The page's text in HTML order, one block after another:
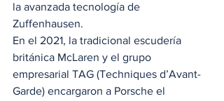
la avanzada tecnología de
Zuffenhausen.
En el 2021, la tradicional escudería
británica McLaren y el grupo
empresarial TAG (Techniques d’Avant-
Garde) encargaron a Porsche el